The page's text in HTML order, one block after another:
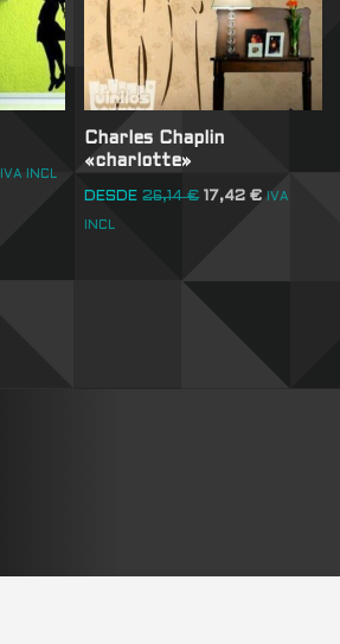
IVA INCL
Charles Chaplin
«charlotte»
DESDE 26,14€ 17,42€ IVA
INCL